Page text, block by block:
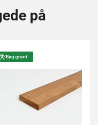
på
Byg grønt